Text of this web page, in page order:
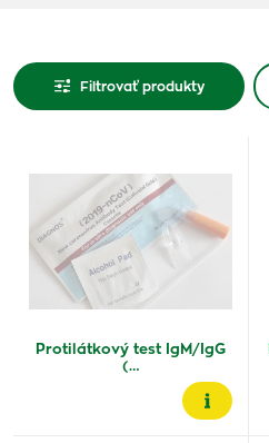
Filtrovať produkty
Protilátkový test IgM/IgG
(…